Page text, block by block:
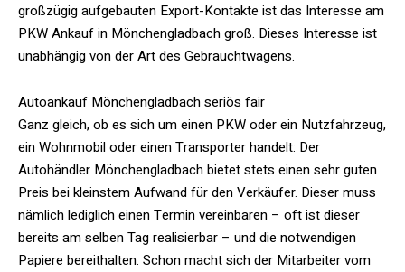
großzügig aufgebauten Export-Kontakte ist das Interesse am
PKW Ankauf in Mönchengladbach groß. Dieses Interesse ist
unabhängig von der Art des Gebrauchtwagens.
Autoankauf Mönchengladbach seriös fair
Ganz gleich, ob es sich um einen PKW oder ein Nutzfahrzeug,
ein Wohnmobil oder einen Transporter handelt: Der
Autohändler Mönchengladbach bietet stets einen sehr guten
Preis bei kleinstem Aufwand für den Verkäufer. Dieser muss
nämlich lediglich einen Termin vereinbaren – oft ist dieser
bereits am selben Tag realisierbar – und die notwendigen
Papiere bereithalten. Schon macht sich der Mitarbeiter vom